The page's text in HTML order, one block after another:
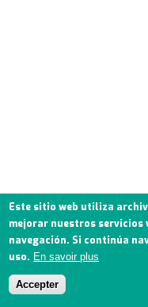
Este sitio web utiliza
mejorar nuestros servicios
navegación. Si continúa
uso. En savoir plus
Accepter